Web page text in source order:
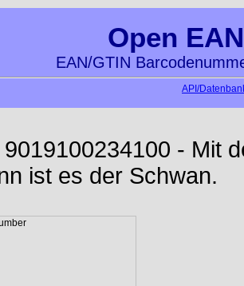
Open
EAN/GTIN
API/
- Mit
ist es der Schwan.